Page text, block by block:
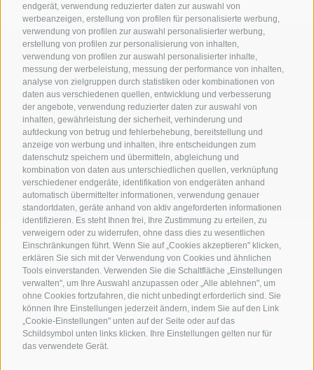
endgerät, verwendung reduzierter daten zur auswahl von
werbeanzeigen, erstellung von profilen für personalisierte werbung,
verwendung von profilen zur auswahl personalisierter werbung,
erstellung von profilen zur personalisierung von inhalten,
verwendung von profilen zur auswahl personalisierter inhalte,
messung der werbeleistung, messung der performance von inhalten,
analyse von zielgruppen durch statistiken oder kombinationen von
daten aus verschiedenen quellen, entwicklung und verbesserung
der angebote, verwendung reduzierter daten zur auswahl von
inhalten, gewährleistung der sicherheit, verhinderung und
aufdeckung von betrug und fehlerbehebung, bereitstellung und
anzeige von werbung und inhalten, ihre entscheidungen zum
datenschutz speichern und übermitteln, abgleichung und
kombination von daten aus unterschiedlichen quellen, verknüpfung
verschiedener endgeräte, identifikation von endgeräten anhand
automatisch übermittelter informationen, verwendung genauer
standortdaten, geräte anhand von aktiv angeforderten informationen
identifizieren. Es steht Ihnen frei, Ihre Zustimmung zu erteilen, zu
verweigern oder zu widerrufen, ohne dass dies zu wesentlichen
Einschränkungen führt. Wenn Sie auf „Cookies akzeptieren" klicken,
erklären Sie sich mit der Verwendung von Cookies und ähnlichen
Tools einverstanden. Verwenden Sie die Schaltfläche „Einstellungen
verwalten", um Ihre Auswahl anzupassen oder „Alle ablehnen", um
ohne Cookies fortzufahren, die nicht unbedingt erforderlich sind. Sie
können Ihre Einstellungen jederzeit ändern, indem Sie auf den Link
„Cookie-Einstellungen" unten auf der Seite oder auf das
Schildsymbol unten links klicken. Ihre Einstellungen gelten nur für
das verwendete Gerät.
MEHR LESEN
AMT FÜR DEN NATIONALPARK STILFSERJOCH
SOCIAL-MEDIA-RICHTLINIEN | IMPRESSUM | SITEMAP | COOKIE-RICHTLINIE
PRIVACY | Cookie Präferenzen
KONTAKTE BESUCHERZENTREN
GEFÜHRTE
NATURERLEBNISSE
SCHULEN